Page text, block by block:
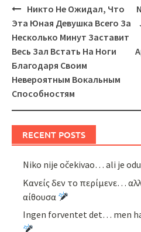
Post
navigation
Никто Не Ожидал, Что
Эта Юная Девушка Всего За
Несколько Минут Заставит
Весь Зал Встать На Ноги
Благодаря Своим
Невероятным Вокальным
Способностям
RECENT POSTS
Niko nije očekivao… ali je
Κανείς δεν το περίμενε…
αίθουσα
Ingen forventet det… men